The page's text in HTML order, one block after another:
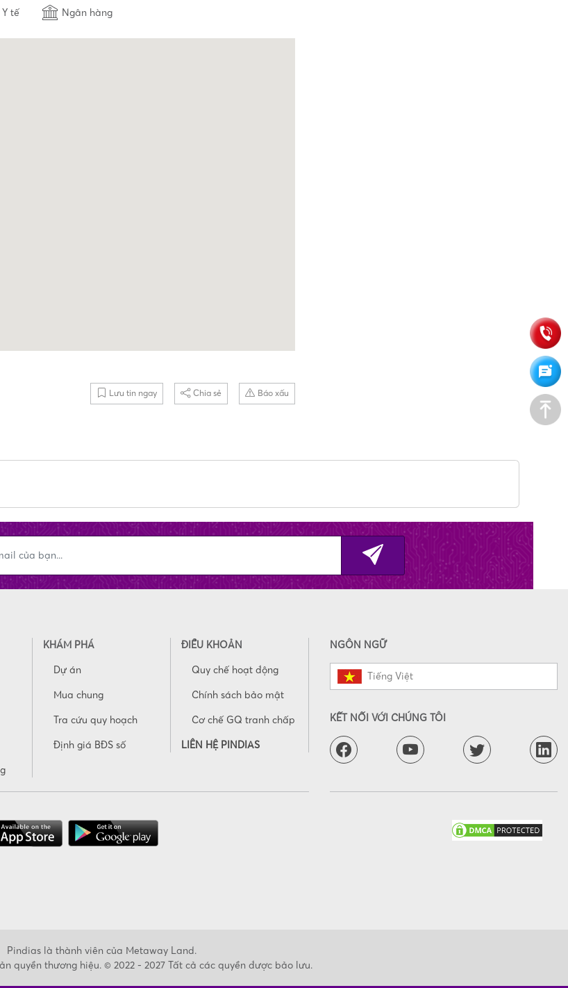
Y tế Ngân hàng
Lưu tin ngay Chia sẻ Báo xấu
KHÁM PHÁ
Dự án
Mua chung
Tra cứu quy hoạch
Định giá BĐS số
ĐIỀU KHOẢN
Quy chế hoạt động
Chính sách bảo mật
Cơ chế GQ tranh chấp
LIÊN HỆ PINDIAS
NGÔN NGỮ
Tiếng Việt
KẾT NỐI VỚI CHÚNG TÔI
Pindias là thành viên của Metaway Land.
quyền thương hiệu. © 2022 - 2027 Tất cả các quyền được bảo lưu.